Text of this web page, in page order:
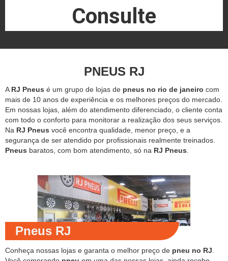
Consulte
PNEUS RJ
A RJ Pneus é um grupo de lojas de pneus no rio de janeiro com
mais de 10 anos de experiência e os melhores preços do mercado.
Em nossas lojas, além do atendimento diferenciado, o cliente conta
com todo o conforto para monitorar a realização dos seus serviços.
Na RJ Pneus você encontra qualidade, menor preço, e a
segurança de ser atendido por profissionais realmente treinados.
Pneus baratos, com bom atendimento, só na RJ Pneus
Pneus RJ
Conheça nossas lojas e garanta o melhor preço de pneu no RJ